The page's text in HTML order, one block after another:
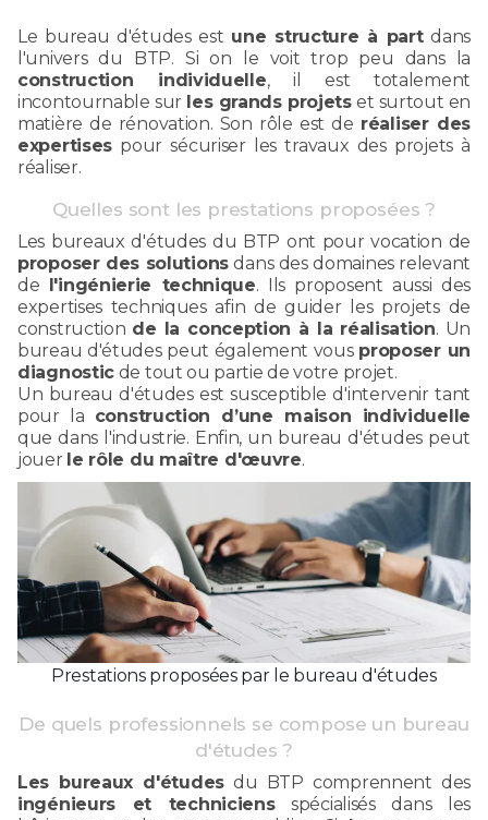
Le bureau d'études est une structure à partdans
l'univers du BTP. Si on le voit trop peu dans la
construction individuelle, il est totalement
incontournable sur les grands projetset surtout en
matière de rénovation. Son rôle est de réaliser des
expertises pour sécuriser les travaux des projets à
réaliser.
Quelles sont les prestations proposées ?
Les bureaux d'études du BTP ont pour vocation de
proposer des solutionsdans des domaines relevant
de l'ingénierie technique. Ils proposent aussi des
expertises techniques afin de guider les projets de
construction de la conception à la réalisation. Un
bureau d'études peut également vous proposer un
diagnostic de tout ou partie de votre projet.
Un bureau d'études est susceptible d'intervenir tant
pour la construction d’une maison individuelle
que dans l'industrie. Enfin, un bureau d'études peut
jouer le rôle du maître d'œuvre.
Prestations proposées par le bureau d'études
De quels professionnels se compose un bureau
d'études ?
Les bureaux d'étudesdu BTP comprennent des
ingénieurs et techniciensspécialisés dans les